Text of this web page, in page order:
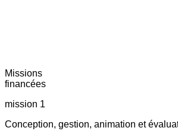
Missions
financées
mission 1
Conception, gestion, animation et